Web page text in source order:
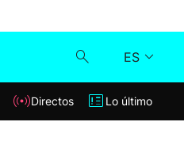
ES
Klisk
Directos Lo último